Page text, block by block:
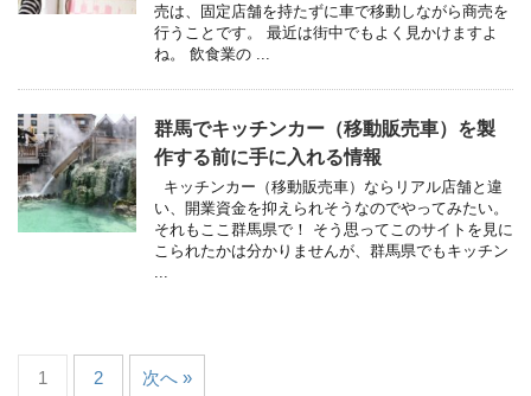
売は、固定店舗を持たずに車で移動しながら商売を
行うことです。 最近は街中でもよく見かけますよ
ね。 飲食業の ...
群馬でキッチンカー（移動販売車）を製
作する前に手に入れる情報
キッチンカー（移動販売車）ならリアル店舗と違
い、開業資金を抑えられそうなのでやってみたい。
それもここ群馬県で！ そう思ってこのサイトを見に
こられたかは分かりませんが、群馬県でもキッチン
1 2 次へ »